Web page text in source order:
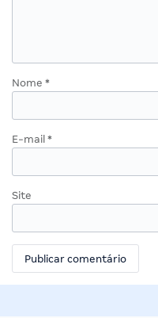
Nome *
E-mail *
Site